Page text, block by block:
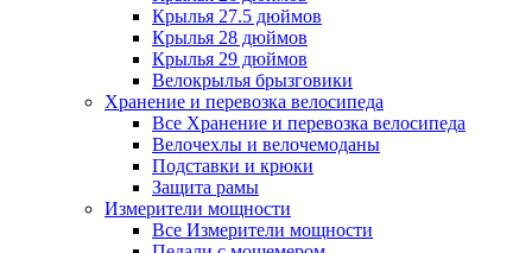
Крылья 27.5 дюймов
Крылья 28 дюймов
Крылья 29 дюймов
Велокрылья брызговики
Хранение и перевозка велосипеда
Все Хранение и перевозка велосипеда
Велочехлы и велочемоданы
Подставки и крюки
Защита рамы
Измерители мощности
Все Измерители мощности